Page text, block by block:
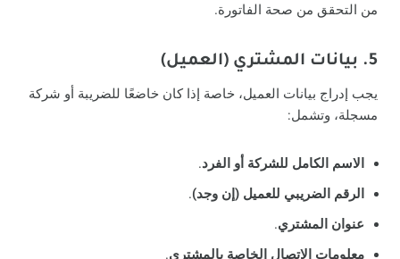
من التحقق من صحة الفاتورة.
5. بيانات المشتري (العميل)
يجب إدراج بيانات العميل، خاصة إذا كان خاضعًا للضريبة أو شركة
مسجلة، وتشمل:
الاسم الكامل للشركة أو الفرد.
الرقم الضريبي للعميل (إن وجد).
عنوان المشتري.
معلومات الاتصال الخاصة بالمشتري.